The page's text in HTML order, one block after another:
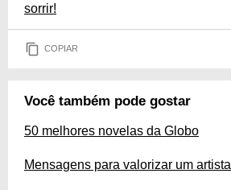
sorrir!
COPIAR
Você também pode gostar
50 melhores novelas da Globo
Mensagens para valorizar um artista